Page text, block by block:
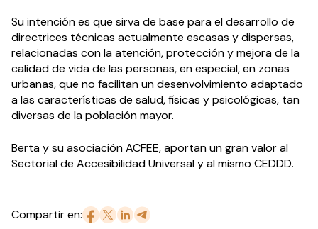
Su intención es que sirva de base para el desarrollo de
directrices técnicas actualmente escasas y dispersas,
relacionadas con la atención, protección y mejora de la
calidad de vida de las personas, en especial, en zonas
urbanas, que no facilitan un desenvolvimiento adaptado
a las características de salud, físicas y psicológicas, tan
diversas de la población mayor.
Berta y su asociación ACFEE, aportan un gran valor al
Sectorial de Accesibilidad Universal y al mismo CEDDD.
Compartir en: